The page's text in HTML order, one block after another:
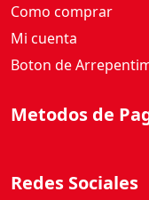
Mi cuenta
Boton de